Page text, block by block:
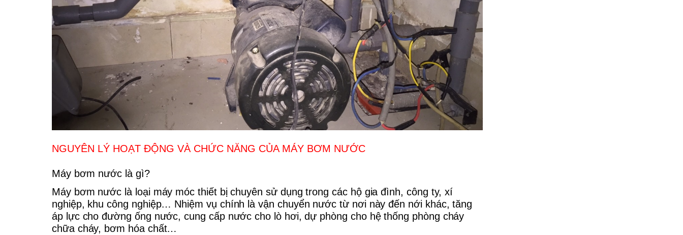
NGUYÊN LÝ HOẠT ĐỘNG VÀ CHỨC NĂNG CỦA MÁY BƠM NƯỚC
Máy bơm nước là gì?
Máy bơm nước là loại máy móc thiết bị chuyên sử dụng trong các hộ gia đình, công ty, xí
nghiệp, khu công nghiệp… Nhiệm vụ chính là vận chuyển nước từ nơi này đến nới khác, tăng
áp lực cho đường ống nước, cung cấp nước cho lò hơi, dự phòng cho hệ thống phòng cháy
chữa cháy, bơm hóa chất…